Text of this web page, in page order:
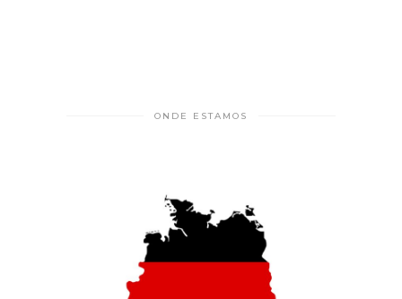
ONDE ESTAMOS